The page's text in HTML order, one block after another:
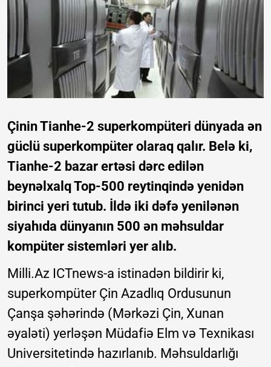
Çinin Tianhe-2 superkompüteri dünyada ən
güclü superkompüter olaraq qalır. Belə ki,
Tianhe-2 bazar ertəsi dərc edilən
beynəlxalq Top-500 reytinqində yenidən
birinci yeri tutub. İldə iki dəfə yenilənən
siyahıda dünyanın 500 ən məhsuldar
kompüter sistemləri yer alıb.
Milli.Az ICTnews-a istinadən bildirir ki,
superkompüter Çin Azadlıq Ordusunun
Çanşa şəhərində (Mərkəzi Çin, Xunan
əyaləti) yerləşən Müdafiə Elm və Texnikası
Universitetində hazırlanıb. Məhsuldarlığı